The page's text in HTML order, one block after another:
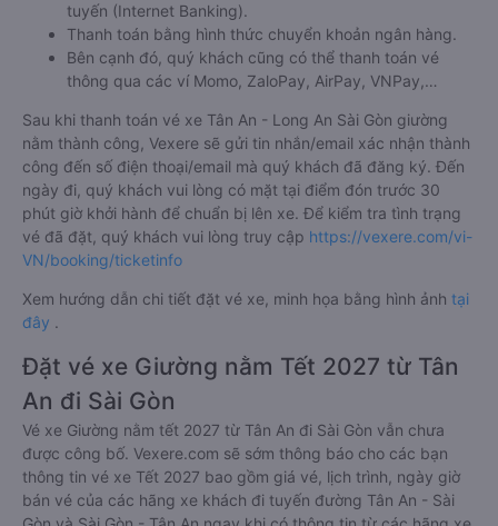
tuyến (Internet Banking).
Thanh toán bằng hình thức chuyển khoản ngân hàng.
Bên cạnh đó, quý khách cũng có thể thanh toán vé
thông qua các ví Momo, ZaloPay, AirPay, VNPay,…
Sau khi thanh toán vé xe Tân An - Long An Sài Gòn giường
nằm thành công, Vexere sẽ gửi tin nhắn/email xác nhận thành
công đến số điện thoại/email mà quý khách đã đăng ký. Đến
ngày đi, quý khách vui lòng có mặt tại điểm đón trước 30
phút giờ khởi hành để chuẩn bị lên xe. Để kiểm tra tình trạng
vé đã đặt, quý khách vui lòng truy cập https://vexere.com/vi-
VN/booking/ticketinfo
Xem hướng dẫn chi tiết đặt vé xe, minh họa bằng hình ảnh tại
đây .
Đặt vé xe Giường nằm Tết 2027 từ Tân
An đi Sài Gòn
Vé xe Giường nằm tết 2027 từ Tân An đi Sài Gòn vẫn chưa
được công bố. Vexere.com sẽ sớm thông báo cho các bạn
thông tin vé xe Tết 2027 bao gồm giá vé, lịch trình, ngày giờ
bán vé của các hãng xe khách đi tuyến đường Tân An - Sài